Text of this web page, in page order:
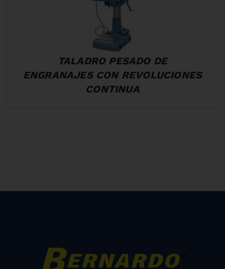
TALADRO PESADO DE
ENGRANAJES CON REVOLUCIONES
CONTINUA